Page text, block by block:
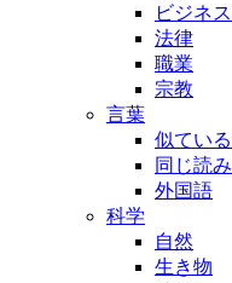
ビジネス
法律
職業
宗教
言葉
似てい
同じ読
外国語
科学
自然
生き物